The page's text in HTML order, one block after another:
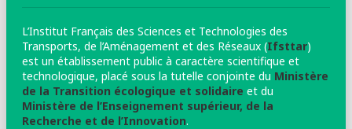
L’Institut Français des Sciences et Technologies des
Transports, de l’Aménagement et des Réseaux (Ifsttar)
est un établissement public à caractère scientifique et
technologique, placé sous la tutelle conjointe du Ministère
de la Transition écologique et solidaire et du
Ministère de l’Enseignement supérieur, de la
Recherche et de l’Innovation.